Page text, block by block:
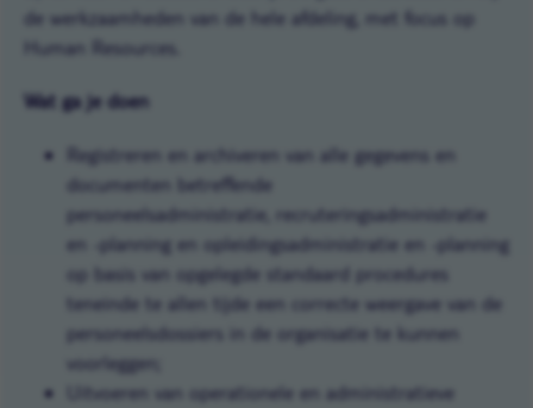
de werkzaamheden van de hele afdeling, met focus op
Human Resources.
Wat ga je doen
Registreren en archiveren van alle gegevens en
documenten betreffende
personeelsadministratie, recruteringsadministratie
en -planning en opleidingsadministratie en -planning
op basis van opgelegde standaard procedures
teneinde te allen tijde een correcte weergave van de
personeelsdossiers in de organisatie te kunnen
voorleggen;
Uitvoeren van operationele en administratieve